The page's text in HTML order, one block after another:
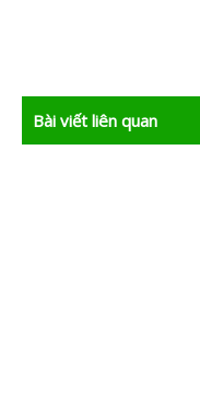
Bài viết liên quan